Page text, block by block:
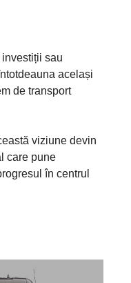
sau
același
de transport
viziune devin
care pune
în centrul